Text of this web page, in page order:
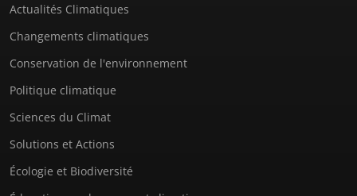
Actualités Climatiques
Changements climatiques
Conservation de l'environnement
Politique climatique
Sciences du Climat
Solutions et Actions
Écologie et Biodiversité